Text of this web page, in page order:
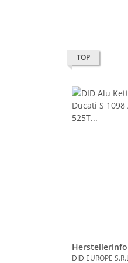
TOP
DID EUROPE